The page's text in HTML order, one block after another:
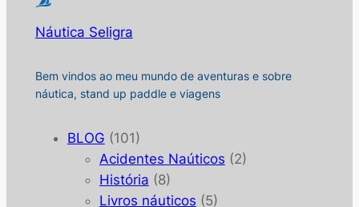
Náutica Seligra
Bem vindos ao meu mundo de aventuras e sobre
náutica, stand up paddle e viagens
BLOG (101)
Acidentes Naúticos (2)
História (8)
Livros náuticos (5)